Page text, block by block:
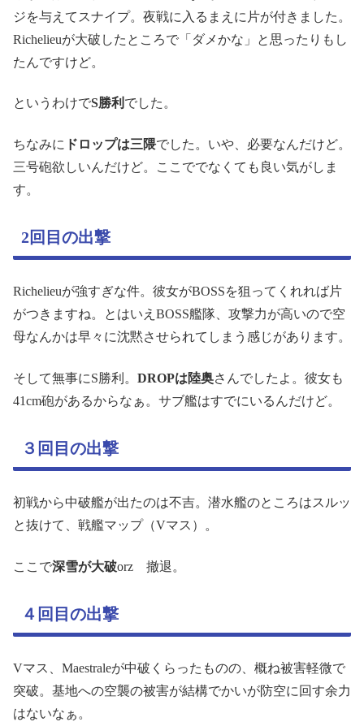
ジを与えてスナイプ。夜戦に入るまえに片が付きました。
Richelieuが大破したところで「ダメかな」と思ったりもし
たんですけど。
というわけでS勝利 でした。
ちなみに ドロップは三隈でした。いや、必要なんだけど。
三号砲欲しいんだけど。ここででなくても良い気がしま
す。
2回目の出撃
Richelieuが強すぎな件。彼女がBOSSを狙ってくれれば片
がつきますね。とはいえBOSS艦隊、攻撃力が高いので空
母なんかは早々に沈黙させられてしまう感じがあります。
そして無事にS勝利。 DROPは陸奥さんでしたよ。彼女も
41cm砲があるからなぁ。サブ艦はすでにいるんだけど。
３回目の出撃
初戦から中破艦が出たのは不吉。潜水艦のところはスルッ
と抜けて、戦艦マップ（Vマス）。
ここで深雪が大破orz 撤退。
４回目の出撃
Vマス、Maestraleが中破くらったものの、概ね被害軽微で
突破。基地への空襲の被害が結構でかいが防空に回す余力
はないなぁ。